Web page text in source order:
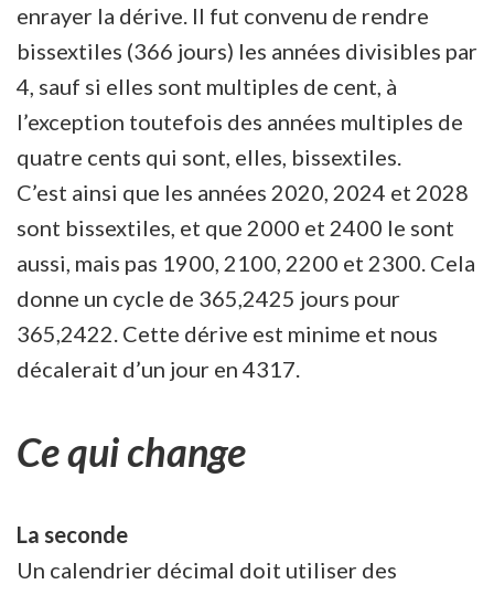
enrayer la dérive. Il fut convenu de rendre
bissextiles (366 jours) les années divisibles par
4, sauf si elles sont multiples de cent, à
l’exception toutefois des années multiples de
quatre cents qui sont, elles, bissextiles.
C’est ainsi que les années 2020, 2024 et 2028
sont bissextiles, et que 2000 et 2400 le sont
aussi, mais pas 1900, 2100, 2200 et 2300. Cela
donne un cycle de 365,2425 jours pour
365,2422. Cette dérive est minime et nous
décalerait d’un jour en 4317.
Ce qui change
La seconde
Un calendrier décimal doit utiliser des